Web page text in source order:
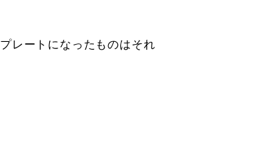
レートになったものはそれ